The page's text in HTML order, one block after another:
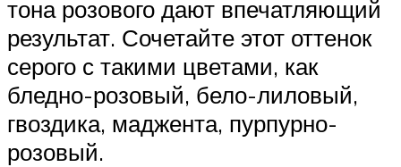
тона розового дают впечатляющий
результат. Сочетайте этот оттенок
серого с такими цветами, как
бледно-розовый, бело-лиловый,
гвоздика, маджента, пурпурно-
розовый.